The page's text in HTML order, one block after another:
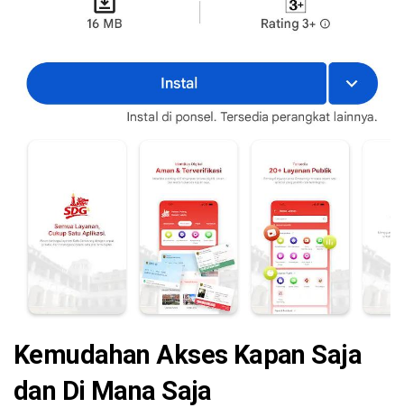
Kemudahan Akses Kapan Saja
dan Di Mana Saja